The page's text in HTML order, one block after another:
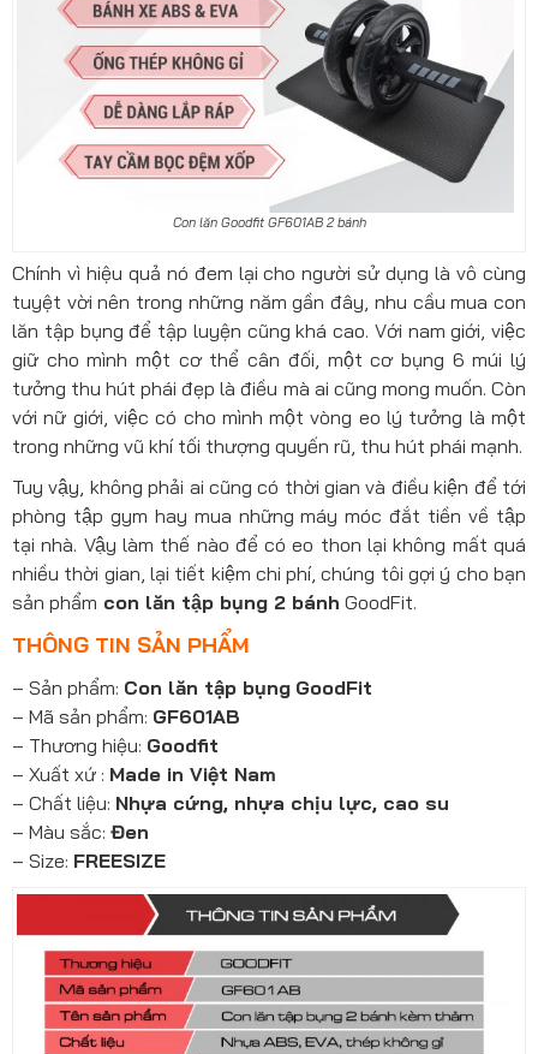
Con lăn Goodfit GF601AB 2 bánh
Chính vì hiệu quả nó đem lại cho người sử dụng là vô cùng
tuyệt vời nên trong những năm gần đây, nhu cầu mua con
lăn tập bụng để tập luyện cũng khá cao. Với nam giới, việc
giữ cho mình một cơ thể cân đối, một cơ bụng 6 múi lý
tưởng thu hút phái đẹp là điều mà ai cũng mong muốn. Còn
với nữ giới, việc có cho mình một vòng eo lý tưởng là một
trong những vũ khí tối thượng quyến rũ, thu hút phái mạnh.
Tuy vậy, không phải ai cũng có thời gian và điều kiện để tới
phòng tập gym hay mua những máy móc đắt tiền về tập
tại nhà. Vậy làm thế nào để có eo thon lại không mất quá
nhiều thời gian, lại tiết kiệm chi phí, chúng tôi gợi ý cho bạn
sản phẩm con lăn tập bụng 2 bánh GoodFit.
THÔNG TIN SẢN PHẨM
– Sản phẩm: Con lăn tập bụng GoodFit
– Mã sản phẩm: GF601AB
– Thương hiệu: Goodfit
– Xuất xứ : Made in Việt Nam
– Chất liệu: Nhựa cứng, nhựa chịu lực, cao su
– Màu sắc: Đen
– Size: FREESIZE